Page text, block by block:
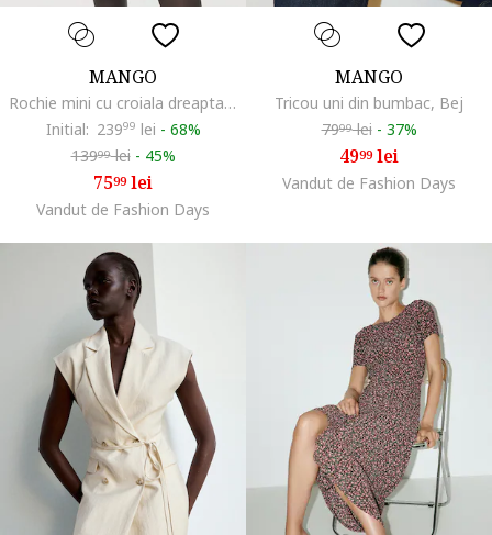
MANGO
Rochie mini cu croiala dreapta, Maro inchis
Initial: 23999 lei - 68%
13999lei - 45%
7599lei
Vandut de Fashion Days
MANGO
Tricou uni din bumbac, Bej
7999lei - 37%
4999lei
Vandut de Fashion Days